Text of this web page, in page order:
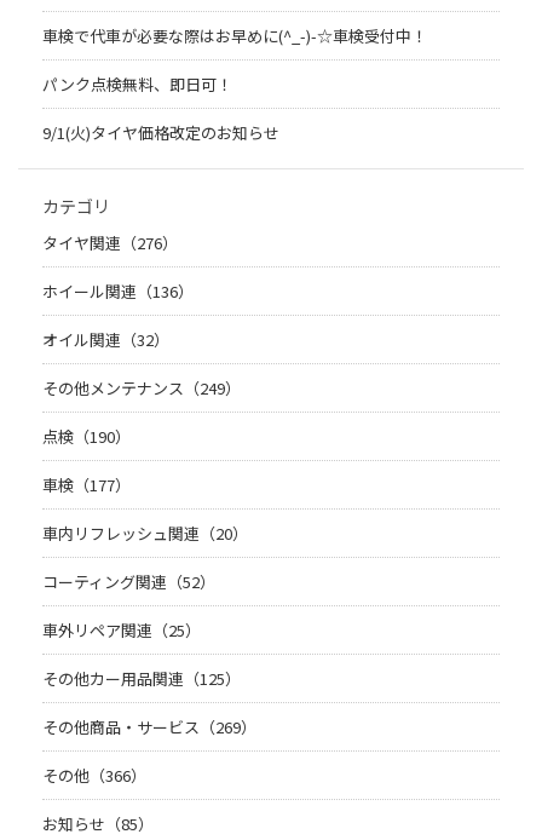
車検で代車が必要な際はお早めに(^_-)-☆車検受付中！
パンク点検無料、即日可！
9/1(火)タイヤ価格改定のお知らせ
カテゴリ
タイヤ関連（276）
ホイール関連（136）
オイル関連（32）
その他メンテナンス（249）
点検（190）
車検（177）
車内リフレッシュ関連（20）
コーティング関連（52）
車外リペア関連（25）
その他カー用品関連（125）
その他商品・サービス（269）
その他（366）
お知らせ（85）